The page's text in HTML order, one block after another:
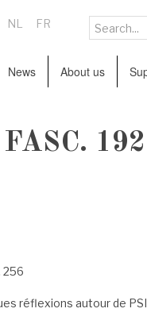
News About us
NL FR
192
256
réflexions autour de